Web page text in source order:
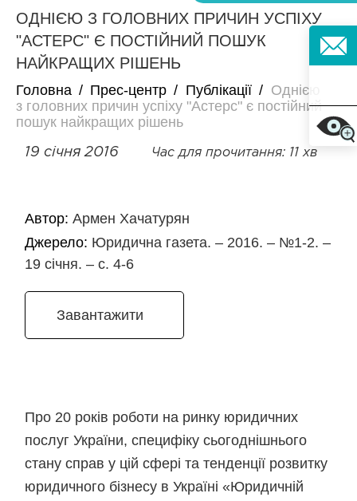
ОДНІЄЮ З ГОЛОВНИХ ПРИЧИН УСПІХУ
"АСТЕРС" Є ПОСТІЙНИЙ ПОШУК
НАЙКРАЩИХ РІШЕНЬ
Головна / Прес-центр / Публікації / Однією
з головних причин успіху "Астерс" є постійний
пошук найкращих рішень
19 січня 2016 Час для прочитання: 11 хв
Автор:Армен Хачатурян
Джерело: Юридична газета. – 2016. – №1-2. –
19 січня. – с. 4-6
Завантажити
Про 20 років роботи на ринку юридичних
послуг України, специфіку сьогоднішнього
стану справ у цій сфері та тенденції розвитку
юридичного бізнесу в Україні «Юридичній